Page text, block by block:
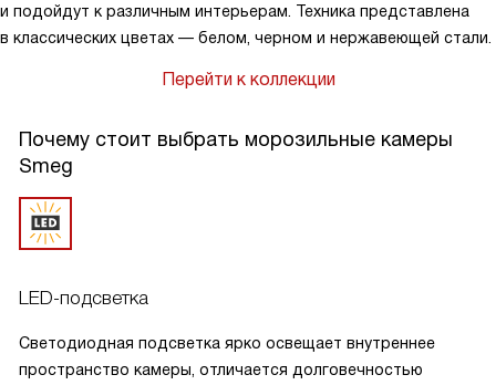
и подойдут к различным интерьерам. Техника представлена
в классических цветах — белом, черном и нержавеющей стали.
Перейти к коллекции
Почему стоит выбрать морозильные камеры
Smeg
LED-подсветка
Светодиодная подсветка ярко освещает внутреннее
пространство камеры, отличается долговечностью